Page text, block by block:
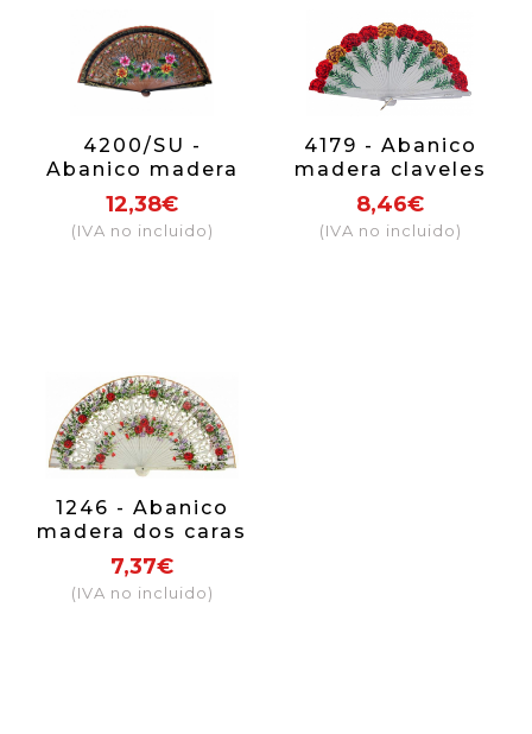
4200/SU -
Abanico madera
bubinga 2 caras
bicolor
12,38€
(IVA no incluido)
4179 - Abanico
madera claveles
2 caras
8,46€
(IVA no incluido)
1246 - Abanico
madera dos caras
calado flores
7,37€
(IVA no incluido)